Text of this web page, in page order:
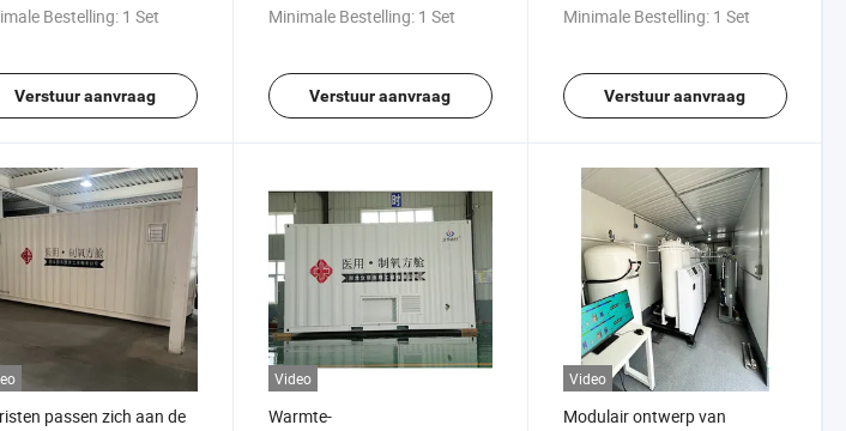
Bestelling: 1 Set
Verstuur aanvraag
Minimale Bestelling: 1 Set
Verstuur aanvraag
Minimale Bestelling: 1 Set
Verstuur aanvraag
passen zich aan de
Video
Warmte-
Video
Modulair ontwerp van